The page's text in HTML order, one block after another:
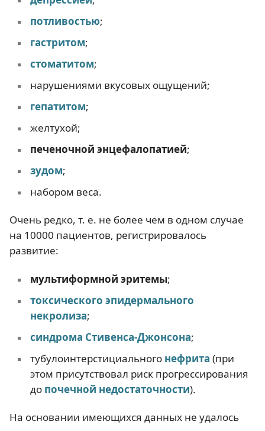
потливостью;
гастритом;
стоматитом;
нарушениями вкусовых ощущений;
гепатитом;
желтухой;
печеночной энцефалопатией;
зудом;
набором веса.
Очень редко, т. е. не более чем в одном случае
на 10000 пациентов, регистрировалось
развитие:
мультиформной эритемы;
токсического эпидермального
некролиза;
синдрома Стивенса-Джонсона;
тубулоинтерстициального нефрита (при
этом присутствовал риск прогрессирования
до почечной недостаточности).
На основании имеющихся данных не удалось